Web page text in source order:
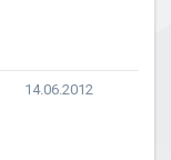
14.06.2012